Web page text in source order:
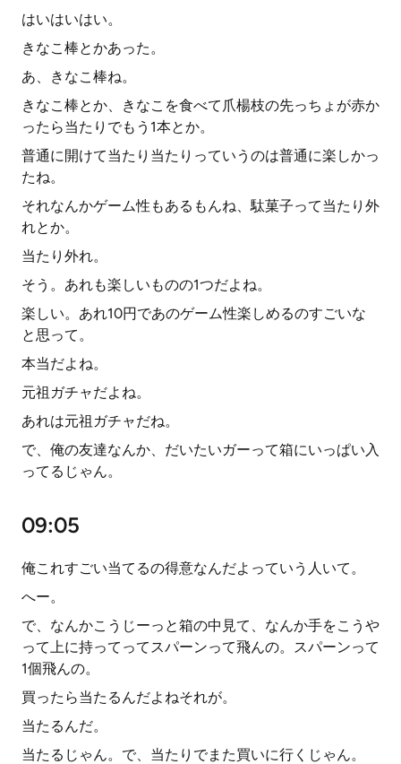
はいはいはい。
きなこ棒とかあった。
あ、きなこ棒ね。
きなこ棒とか、きなこを食べて爪楊枝の先っちょが赤か
ったら当たりでもう1本とか。
普通に開けて当たり当たりっていうのは普通に楽しかっ
たね。
それなんかゲーム性もあるもんね、駄菓子って当たり外
れとか。
当たり外れ。
そう。あれも楽しいものの1つだよね。
楽しい。あれ10円であのゲーム性楽しめるのすごいな
と思って。
本当だよね。
元祖ガチャだよね。
あれは元祖ガチャだね。
で、俺の友達なんか、だいたいガーって箱にいっぱい入
ってるじゃん。
09:05
俺これすごい当てるの得意なんだよっていう人いて。
へー。
で、なんかこうじーっと箱の中見て、なんか手をこうや
って上に持ってってスパーンって飛んの。スパーンって
1個飛んの。
買ったら当たるんだよねそれが。
当たるんだ。
当たるじゃん。で、当たりでまた買いに行くじゃん。